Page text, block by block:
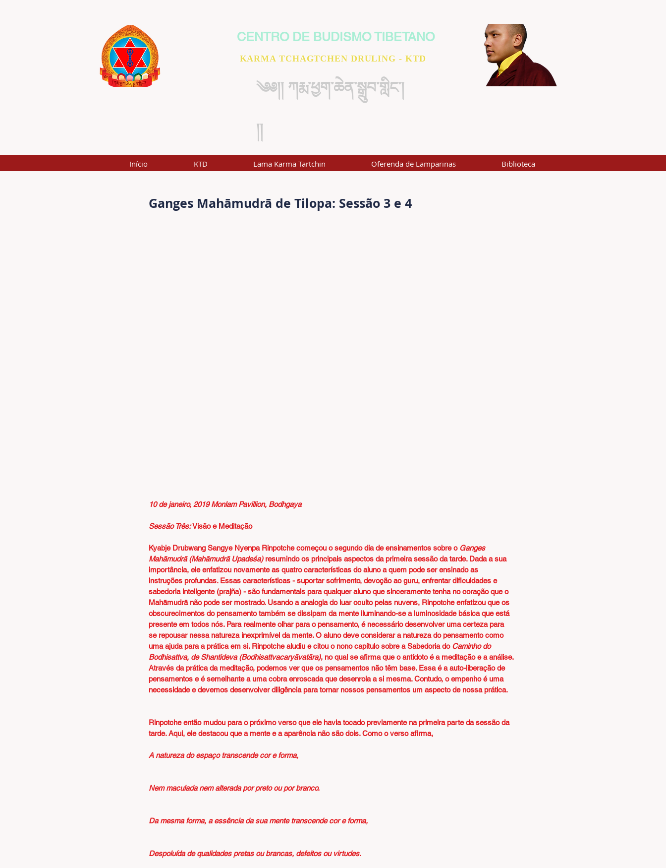
CENTRO DE BUDISMO TIBETANO
KARMA TCHAGTCHEN DRULING - KTD
༄༅།། ཀརྨ་ཕྱག་ཆེན་སྒྲུབ་གླིང་།
།།
Início KTD Lama Karma Tartchin Oferenda de Lamparinas Biblioteca
Ganges Mahāmudrā de Tilopa: Sessão 3 e 4
10 de janeiro, 2019 Monlam Pavillion, Bodhgaya
Sessão Três: Visão e Meditação
Kyabje Drubwang Sangye Nyenpa Rinpotche começou o segundo dia de ensinamentos sobre o Ganges
Mahāmudrā (Mahāmudrā Upadeśa) resumindo os principais aspectos da primeira sessão da tarde. Dada a sua
importância, ele enfatizou novamente as quatro características do aluno a quem pode ser ensinado as
instruções profundas. Essas características - suportar sofrimento, devoção ao guru, enfrentar dificuldades e
sabedoria inteligente (prajña) - são fundamentais para qualquer aluno que sinceramente tenha no coração que o
Mahāmudrā não pode ser mostrado. Usando a analogia do luar oculto pelas nuvens, Rinpotche enfatizou que os
obscurecimentos do pensamento também se dissipam da mente iluminando-se a luminosidade básica que está
presente em todos nós. Para realmente olhar para o pensamento, é necessário desenvolver uma certeza para
se repousar nessa natureza inexprimível da mente. O aluno deve considerar a natureza do pensamento como
uma ajuda para a prática em si. Rinpotche aludiu e citou o nono capítulo sobre a Sabedoria do Caminho do
Bodhisattva, de Shantideva (Bodhisattvacaryāvatāra), no qual se afirma que o antídoto é a meditação e a análise.
Através da prática da meditação, podemos ver que os pensamentos não têm base. Essa é a auto-liberação de
pensamentos e é semelhante a uma cobra enroscada que desenrola a si mesma. Contudo, o empenho é uma
necessidade e devemos desenvolver diligência para tornar nossos pensamentos um aspecto de nossa prática.
Rinpotche então mudou para o próximo verso que ele havia tocado previamente na primeira parte da sessão da
tarde. Aqui, ele destacou que a mente e a aparência não são dois. Como o verso afirma,
A natureza do espaço transcende cor e forma,
Nem maculada nem alterada por preto ou por branco.
Da mesma forma, a essência da sua mente transcende cor e forma,
Despoluída de qualidades pretas ou brancas, defeitos ou virtudes.